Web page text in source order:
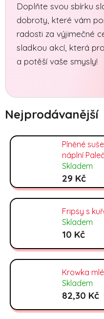
Doplňte svou sbírku
dobroty, které vám
radosti za výjimečné
sladkou akcí, která
a potěší vaše smysly!
Nejprodávanější
Plněné
náplní
Skladem
29 Kč
Fripsy s
Skladem
10 Kč
Krowka
Skladem
82,30 Kč